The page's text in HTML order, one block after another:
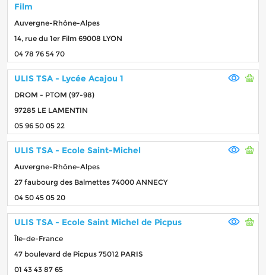
Film
Auvergne-Rhône-Alpes
14, rue du 1er Film 69008 LYON
04 78 76 54 70
ULIS TSA - Lycée Acajou 1
DROM - PTOM (97-98)
97285 LE LAMENTIN
05 96 50 05 22
ULIS TSA - Ecole Saint-Michel
Auvergne-Rhône-Alpes
27 faubourg des Balmettes 74000 ANNECY
04 50 45 05 20
ULIS TSA - Ecole Saint Michel de Picpus
Île-de-France
47 boulevard de Picpus 75012 PARIS
01 43 43 87 65